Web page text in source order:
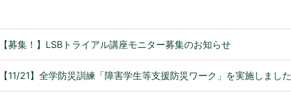
【募集！】LSBトライアル講座モニター募集のお知らせ
【11/21】全学防災訓練「障害学生等支援防災ワーク」を実施しました